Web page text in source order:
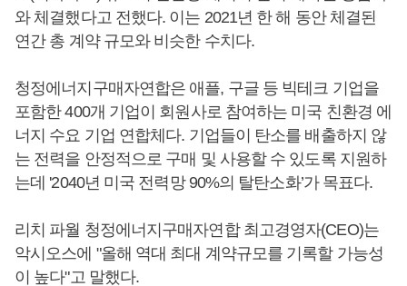
와 체결했다고 전했다. 이는 2021년 한 해 동안 체결된
연간 총 계약 규모와 비슷한 수치다.
청정에너지구매자연합은 애플, 구글 등 빅테크 기업을
포함한 400개 기업이 회원사로 참여하는 미국 친환경 에
너지 수요 기업 연합체다. 기업들이 탄소를 배출하지 않
는 전력을 안정적으로 구매 및 사용할 수 있도록 지원하
는데 '2040년 미국 전력망 90%의 탈탄소화’가 목표다.
리치 파월 청정에너지구매자연합 최고경영자(CEO)는
악시오스에 "올해 역대 최대 계약규모를 기록할 가능성
이 높다"고 말했다.